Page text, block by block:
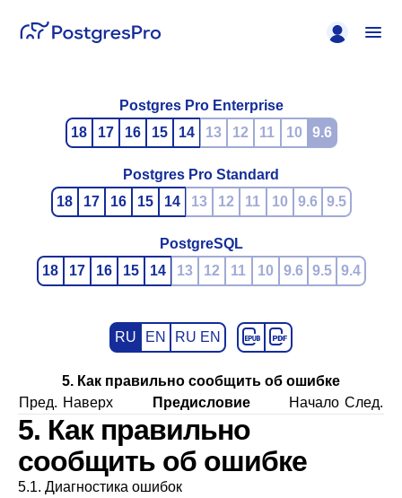
Postgres Pro Enterprise
18
17 16 15 14 13 12 11 10 9.6
Postgres Pro Standard
18
17 16 15 14 13 12 11 10 9.6 9.5
PostgreSQL
18
17 16 15 14 13 12 11 10 9.6 9.5 9.4
RU EN RU EN
5. Как правильно сообщить об ошибке
Пред. Наверх Предисловие Начало След.
5. Как правильно
сообщить об ошибке
5.1. Диагностика ошибок